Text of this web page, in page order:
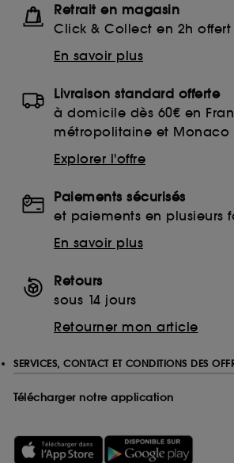
Retrait en magasin
Click & Collect en 2h offert
En savoir plus
Livraison standard offerte
à domicile dès 60€ en
métropolitaine et Monaco
Explorer l'offre
Paiements sécurisés
et paiements en plusieurs
En savoir plus
Retours
sous 14 jours
Retourner mon article
SERVICES, CONTACT ET CONDITIONS DES
Télécharger notre application